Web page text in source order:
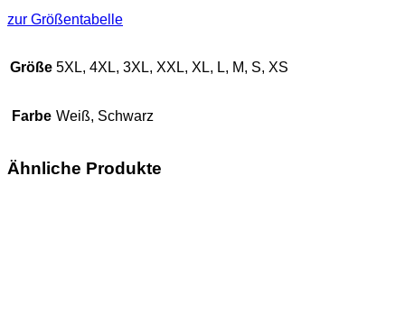
zur Größentabelle
Größe 5XL, 4XL, 3XL, XXL, XL, L, M, S, XS
Farbe Weiß, Schwarz
Ähnliche Produkte